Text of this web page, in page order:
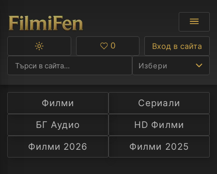
Избери
Ф
С
А
Превключване
тъмна
тема
Любими
0 Вход в сайта
Филми
Сериали
БГ Аудио
HD Филми
Филми 2026
Филми 2025